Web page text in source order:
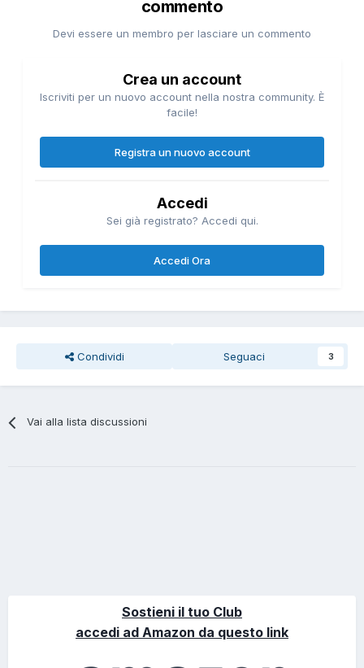
commento
Devi essere un membro per lasciare un commento
Crea un account
Iscriviti per un nuovo account nella nostra community. È
facile!
Registra un nuovo account
Accedi
Sei già registrato? Accedi qui.
Accedi Ora
Condividi Seguaci 3
Vai alla lista discussioni
Sostieni il tuo Club
accedi ad Amazon da questo link